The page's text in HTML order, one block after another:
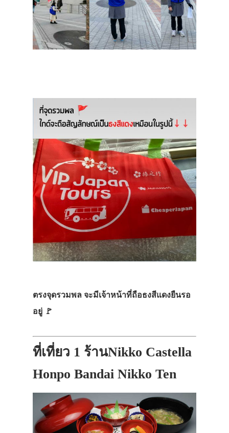
ตรงจุดรวมพล จะมีเจ้าหน้าที่ถือธงสีแดงยืนรอ
อยู่ 🚩
ที่เที่ยว 1 ร้านNikko Castella
Honpo Bandai Nikko Ten